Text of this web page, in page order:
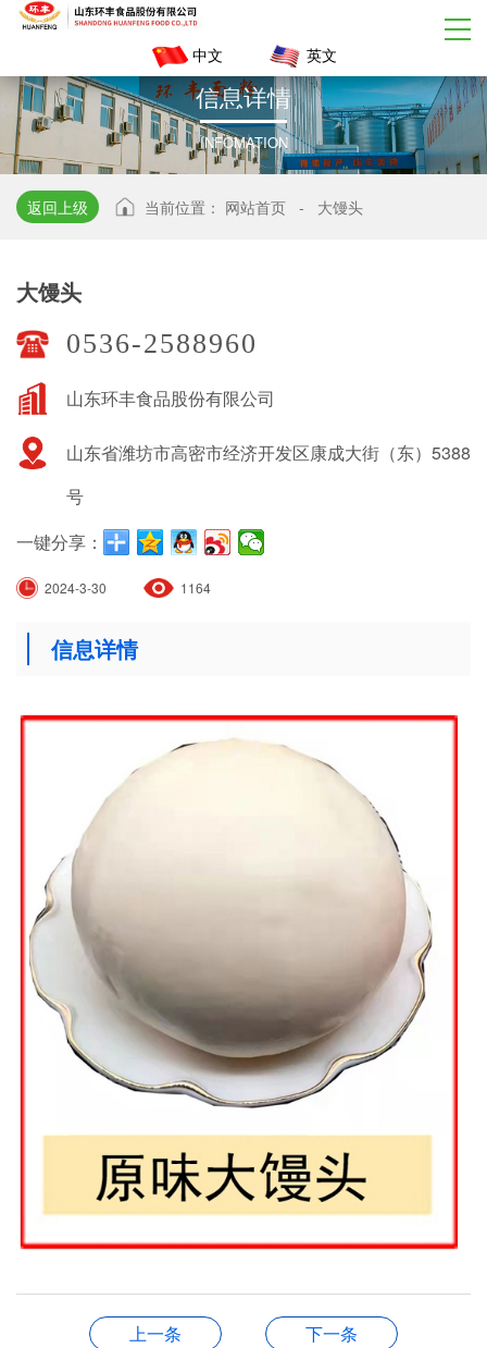
中文 英文
信息详情
INFOMATION
返回上级 当前位置： 网站首页 - 大馒头
大馒头
0536-2588960
山东环丰食品股份有限公司
山东省潍坊市高密市经济开发区康成大街（东）5388
号
一键分享：
2024-3-30 1164
信息详情
上一条 下一条